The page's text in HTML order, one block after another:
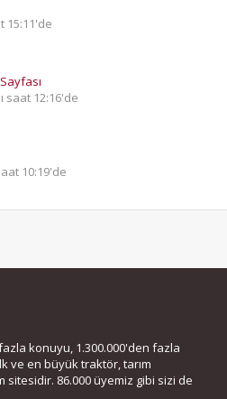
15:11'de
saat 12:16'de
10:19'de
konuyu, 1.300.000'den fazla
ve en büyük traktör, tarım
sitesidir. 86.000 üyemiz gibi sizi de